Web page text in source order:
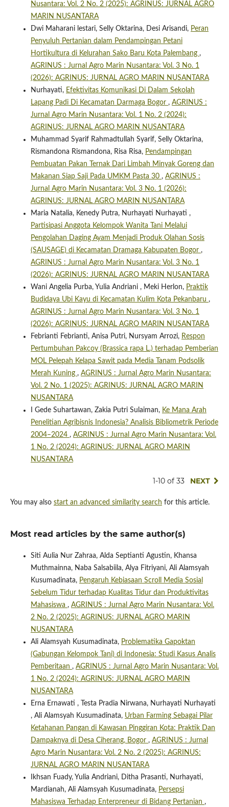
Nusantara: Vol. 2 No. 2 (2025): AGRINUS: JURNAL AGRO
MARIN NUSANTARA
Dwi Maharani lestari, Selly Oktarina, Desi Arisandi, Peran
Penyuluh Pertanian dalam Pendampingan Petani
Hortikultura di Kelurahan Sako Baru Kota Palembang ,
AGRINUS : Jurnal Agro Marin Nusantara: Vol. 3 No. 1
(2026): AGRINUS: JURNAL AGRO MARIN NUSANTARA
Nurhayati, Efektivitas Komunikasi Di Dalam Sekolah
Lapang Padi Di Kecamatan Darmaga Bogor , AGRINUS :
Jurnal Agro Marin Nusantara: Vol. 1 No. 2 (2024):
AGRINUS: JURNAL AGRO MARIN NUSANTARA
Muhammad Syarif Rahmadtullah Syarif, Selly Oktarina,
Rismandona Rismandona, Risa Risa, Pendampingan
Pembuatan Pakan Ternak Dari Limbah Minyak Goreng dan
Makanan Siap Saji Pada UMKM Pasta 30 , AGRINUS :
Jurnal Agro Marin Nusantara: Vol. 3 No. 1 (2026):
AGRINUS: JURNAL AGRO MARIN NUSANTARA
Maria Natalia, Kenedy Putra, Nurhayati Nurhayati ,
Partisipasi Anggota Kelompok Wanita Tani Melalui
Pengolahan Daging Ayam Menjadi Produk Olahan Sosis
(SAUSAGE) di Kecamatan Dramaga Kabupaten Bogor ,
AGRINUS : Jurnal Agro Marin Nusantara: Vol. 3 No. 1
(2026): AGRINUS: JURNAL AGRO MARIN NUSANTARA
Wani Angelia Purba, Yulia Andriani , Meki Herlon, Praktik
Budidaya Ubi Kayu di Kecamatan Kulim Kota Pekanbaru ,
AGRINUS : Jurnal Agro Marin Nusantara: Vol. 3 No. 1
(2026): AGRINUS: JURNAL AGRO MARIN NUSANTARA
Febrianti Febrianti, Anisa Putri, Nursyam Arrozi, Respon
Pertumbuhan Pakcoy (Brassica rapa L.) terhadap Pemberian
MOL Pelepah Kelapa Sawit pada Media Tanam Podsolik
Merah Kuning , AGRINUS : Jurnal Agro Marin Nusantara:
Vol. 2 No. 1 (2025): AGRINUS: JURNAL AGRO MARIN
NUSANTARA
I Gede Suhartawan, Zakia Putri Sulaiman, Ke Mana Arah
Penelitian Agribisnis Indonesia? Analisis Bibliometrik Periode
2004–2024 , AGRINUS : Jurnal Agro Marin Nusantara: Vol.
1 No. 2 (2024): AGRINUS: JURNAL AGRO MARIN
NUSANTARA
1-10 of 33 NEXT
You may also start an advanced similarity search for this article.
Most read articles by the same author(s)
Siti Aulia Nur Zahraa, Alda Septianti Agustin, Khansa
Muthmainna, Naba Salsabiila, Alya Fitriyani, Ali Alamsyah
Kusumadinata, Pengaruh Kebiasaan Scroll Media Sosial
Sebelum Tidur terhadap Kualitas Tidur dan Produktivitas
Mahasiswa , AGRINUS : Jurnal Agro Marin Nusantara: Vol.
2 No. 2 (2025): AGRINUS: JURNAL AGRO MARIN
NUSANTARA
Ali Alamsyah Kusumadinata, Problematika Gapoktan
(Gabungan Kelompok Tani) di Indonesia: Studi Kasus Analis
Pemberitaan , AGRINUS : Jurnal Agro Marin Nusantara: Vol.
1 No. 2 (2024): AGRINUS: JURNAL AGRO MARIN
NUSANTARA
Erna Ernawati , Testa Pradia Nirwana, Nurhayati Nurhayati
, Ali Alamsyah Kusumadinata, Urban Farming Sebagai Pilar
Ketahanan Pangan di Kawasan Pinggiran Kota: Praktik Dan
Dampaknya di Desa Ciherang, Bogor , AGRINUS : Jurnal
Agro Marin Nusantara: Vol. 2 No. 2 (2025): AGRINUS:
JURNAL AGRO MARIN NUSANTARA
Ikhsan Fuady, Yulia Andriani, Ditha Prasanti, Nurhayati,
Mardianah, Ali Alamsyah Kusumadinata, Persepsi
Mahasiswa Terhadap Enterpreneur di Bidang Pertanian ,